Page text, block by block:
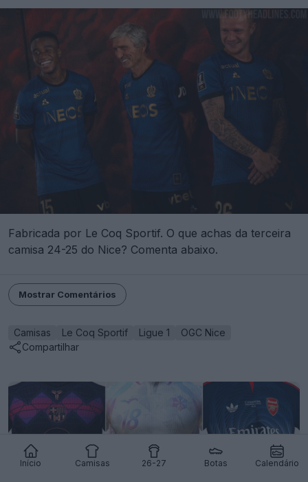
Início Camisas 26-27 Botas Calendário
Fabricada por Le Coq Sportif. O que achas da terceira
camisa 24-25 do Nice? Comenta abaixo.
Mostrar Comentários
Camisas Le Coq Sportif Ligue 1
OGC Nice
Compartilhar